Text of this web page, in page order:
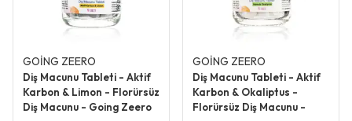
GOİNG ZEERO
Diş Macunu Tableti - Aktif
Karbon & Limon - Florürsüz
Diş Macunu - Going Zeero
GOİNG ZEERO
Diş Macunu Tableti - Aktif
Karbon & Okaliptus -
Florürsüz Diş Macunu -